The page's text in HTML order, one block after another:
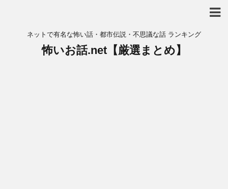
ネットで有名な怖い話・都市伝説・不思議な話 ランキング
怖いお話.net【厳選まとめ】